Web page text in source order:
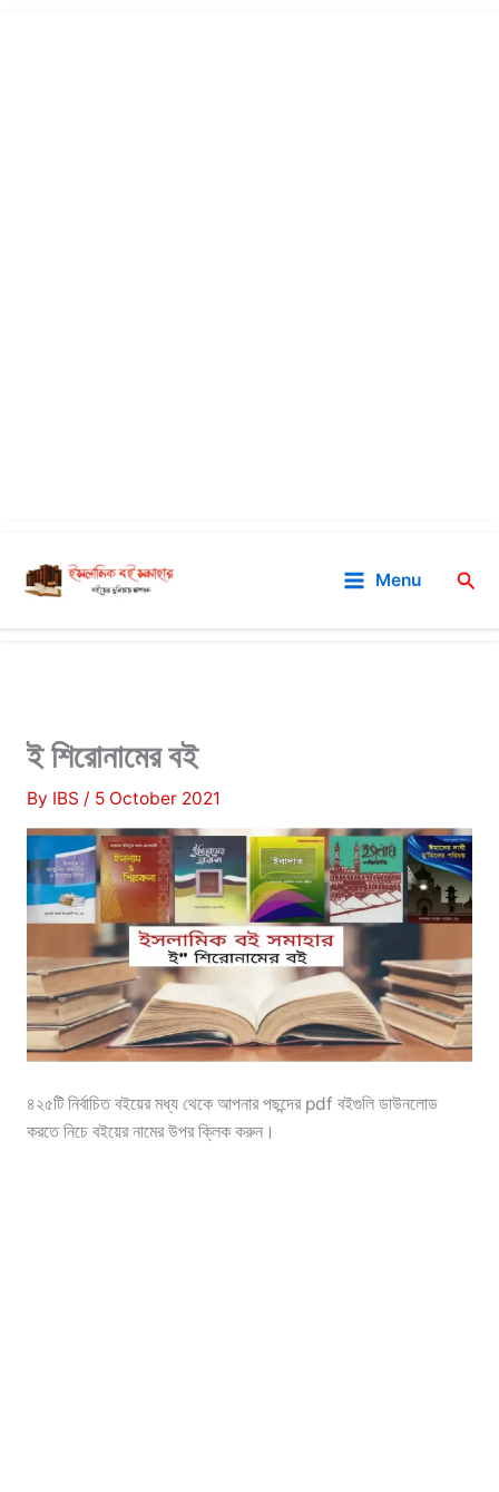
content
Menu
ই শিরোনামের বই
By IBS / 5 October 2021
৪২৫টি নির্বাচিত বইয়ের মধ্য থেকে আপনার পছন্দের pdf বইগুলি ডাউনলোড
করতে নিচে বইয়ের নামের উপর ক্লিক করুন।